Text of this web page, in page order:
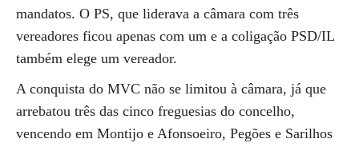
mandatos. O PS, que liderava a câmara com três
vereadores ficou apenas com um e a coligação PSD/IL
também elege um vereador.
A conquista do MVC não se limitou à câmara, já que
arrebatou três das cinco freguesias do concelho,
vencendo em Montijo e Afonsoeiro, Pegões e Sarilhos